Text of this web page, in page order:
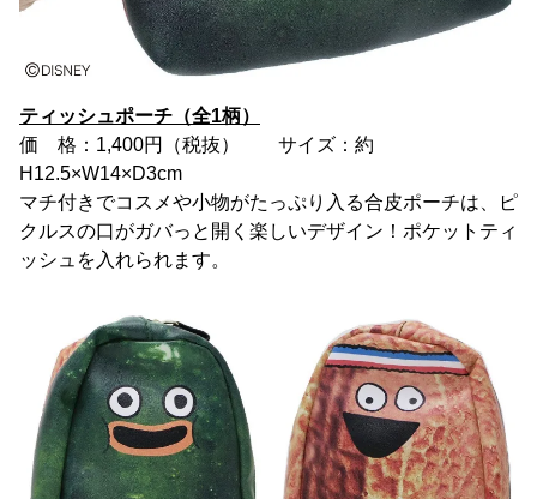
ティッシュポーチ（全1柄）
価 格：1,400円（税抜） サイズ：約
H12.5×W14×D3cm
マチ付きでコスメや小物がたっぷり入る合皮ポーチは、ピ
クルスの口がガバっと開く楽しいデザイン！ポケットティ
ッシュを入れられます。